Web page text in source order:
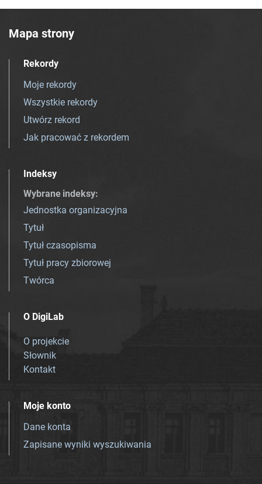
Mapa strony
Rekordy
Moje rekordy
Wszystkie rekordy
Utwórz rekord
Jak pracować z rekordem
Indeksy
Wybrane indeksy:
Jednostka organizacyjna
Tytuł
Tytuł czasopisma
Tytuł pracy zbiorowej
Twórca
O DigiLab
O projekcie
Słownik
Kontakt
Moje konto
Dane konta
Zapisane wyniki wyszukiwania